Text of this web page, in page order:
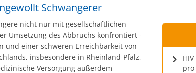
Schwangerer
nicht nur mit gesellschaftlichen
Umsetzung des Abbruchs konfrontiert -
und einer schweren Erreichbarkeit von
insbesondere in Rheinland-Pfalz,
Versorgung außerdem
pro